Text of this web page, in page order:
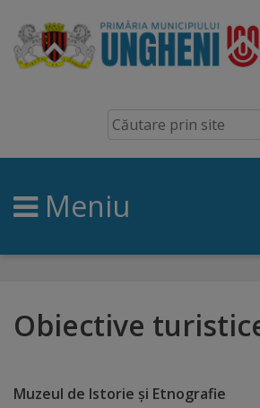
Ungheni
Prezentare
generală
Simbolurile
brand
înfrățite
Meniu
Obiective
Muzeul de Istorie şi Etnografie